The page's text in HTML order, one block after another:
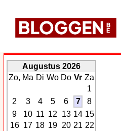
Augustus 2026
Zo, Ma Di Wo Do Vr Za
1
2
3 4 5 6 7
8
9
10 11 12 13 14 15
16 17 18 19 20 21 22